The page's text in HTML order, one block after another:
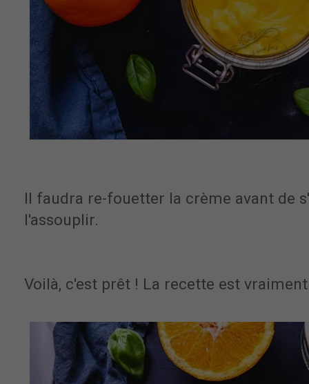
Il faudra re-fouetter la crème avant de
l'assouplir.
Voilà, c'est prêt ! La recette est